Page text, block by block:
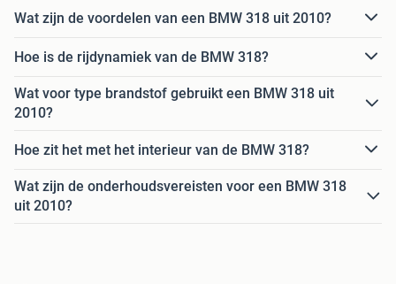
Wat zijn de voordelen van een BMW 318 uit 2010?
Hoe is de rijdynamiek van de BMW 318?
Wat voor type brandstof gebruikt een BMW 318 uit
2010?
Hoe zit het met het interieur van de BMW 318?
Wat zijn de onderhoudsvereisten voor een BMW 318
uit 2010?